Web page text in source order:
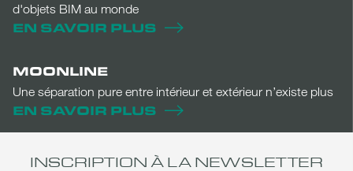
d'objets BIM au monde
EN SAVOIR PLUS
MOONLINE
Une séparation pure entre intérieur et extérieur n’existe plus
EN SAVOIR PLUS
INSCRIPTION À LA NEWSLETTER